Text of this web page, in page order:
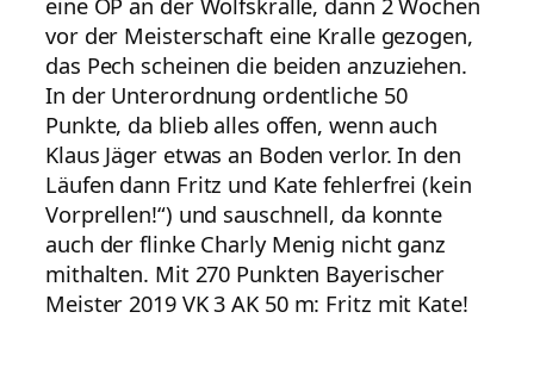
vor der Meisterschaft eine Kralle gezogen,
das Pech scheinen die beiden anzuziehen.
In der Unterordnung ordentliche 50
Punkte, da blieb alles offen, wenn auch
Klaus Jäger etwas an Boden verlor. In den
Läufen dann Fritz und Kate fehlerfrei (kein
Vorprellen!“) und sauschnell, da konnte
auch der flinke Charly Menig nicht ganz
mithalten. Mit 270 Punkten Bayerischer
Meister 2019 VK 3 AK 50 m: Fritz mit Kate!